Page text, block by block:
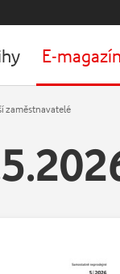
E-
zaměstnavatelé